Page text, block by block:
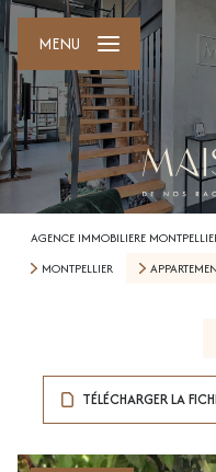
MENU
AGENCE IMMOBILIERE
MONTPELLIER
TÉLÉCHARGER LA